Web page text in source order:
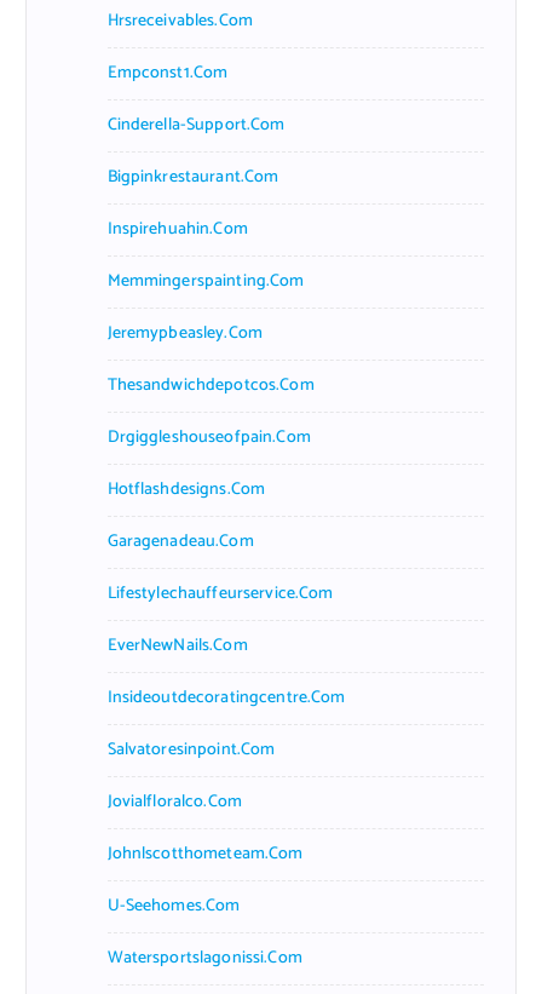
Hrsreceivables.com
Empconst1.com
Cinderella-Support.com
Bigpinkrestaurant.com
Inspirehuahin.com
Memmingerspainting.com
Jeremypbeasley.com
Thesandwichdepotcos.com
Drgiggleshouseofpain.com
Hotflashdesigns.com
Garagenadeau.com
Lifestylechauffeurservice.com
EverNewNails.com
Insideoutdecoratingcentre.com
Salvatoresinpoint.com
Jovialfloralco.com
Johnlscotthometeam.com
U-Seehomes.com
Watersportslagonissi.com